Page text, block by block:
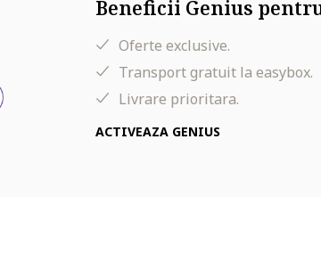
Beneficii Genius
Oferte exclusive.
Transport gratuit la easybox.
Livrare prioritara.
ACTIVEAZA GENIUS